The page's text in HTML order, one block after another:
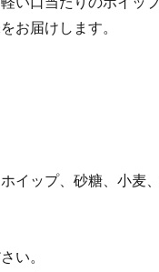
お届けします。
イップ、砂糖、小麦
い。